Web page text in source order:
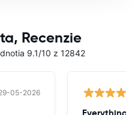
Recenzie
9.1/10 z 12842
05-2026